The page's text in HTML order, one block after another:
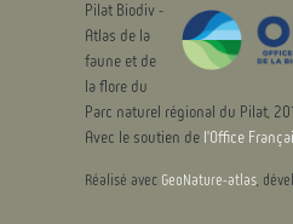
Arroche
observations
Dernière
Chénopode
observations
Dernière
Pilat Biodiv -
Atlas de la
faune et de
la flore du
Parc naturel régional du Pilat,
Avec le soutien de l'Office
Réalisé avec GeoNature-atlas,